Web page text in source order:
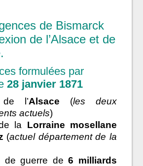
de Bismarck
de l’Alsace et de
formulées par
28 janvier 1871
de l’Alsace (les deux
actuels)
la Lorraine mosellane
(actuel département de la
de guerre de6 milliards